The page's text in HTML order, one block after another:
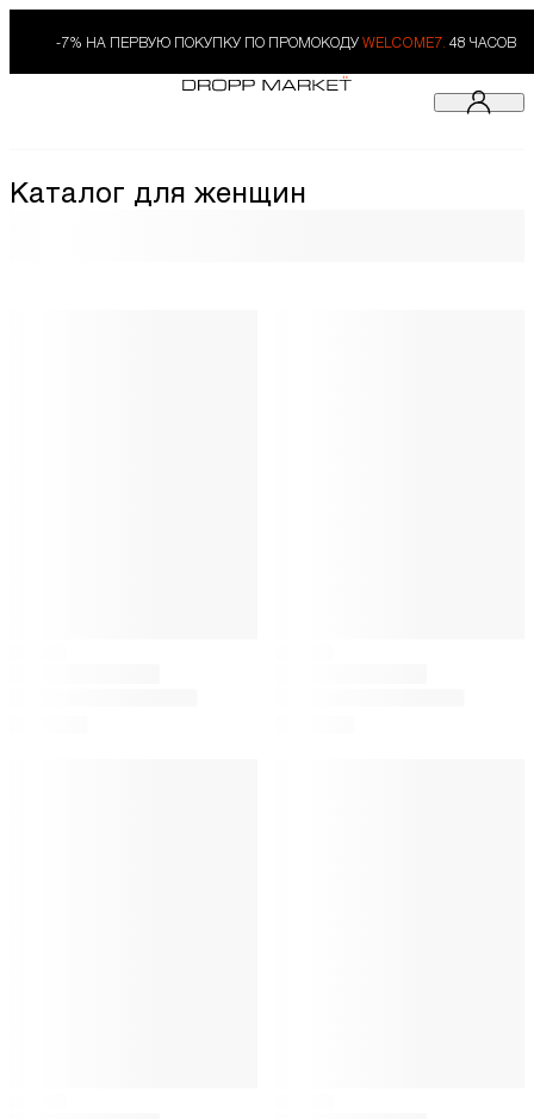
-7% НА ПЕРВУЮ ПОКУПКУ ПО ПРОМОКОДУ WELCOME7. 48 ЧАСОВ
Каталог для женщин